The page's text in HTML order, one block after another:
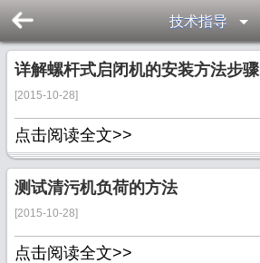
技术指导
详解螺杆式启闭机的安装方法步骤
[2015-10-28]
点击阅读全文>>
测试清污机负荷的方法
[2015-10-28]
点击阅读全文>>